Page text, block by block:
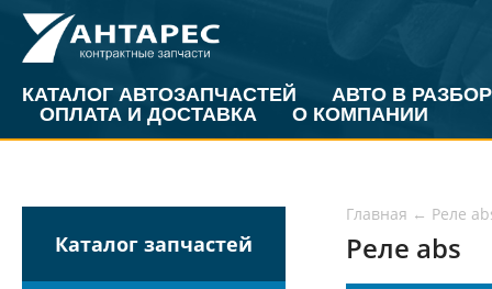
КАТАЛОГ АВТОЗАПЧАСТЕЙ
АВТО В РАЗБОР
ОПЛАТА И ДОСТАВКА
О КОМПАНИИ
Каталог запчастей
Главная ← Реле
Реле abs